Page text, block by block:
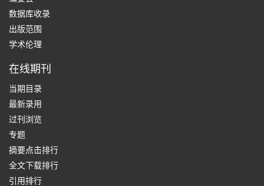
数据库收录
出版范围
学术伦理
在线期刊
当期目录
最新录用
过刊浏览
专题
摘要点击排行
全文下载排行
引用排行